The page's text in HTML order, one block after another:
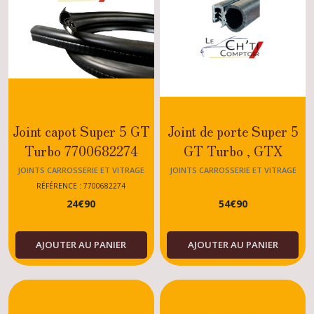
Joint capot Super 5 GT
Turbo 7700682274
JOINTS CARROSSERIE ET VITRAGE
SUPER5-R5
RÉFÉRENCE : 7700682274
24€90
AJOUTER AU PANIER
Joint de porte Super 5
GT Turbo , GTX
,Baccara , tous modèles
JOINTS CARROSSERIE ET VITRAGE
54€90
AJOUTER AU PANIER